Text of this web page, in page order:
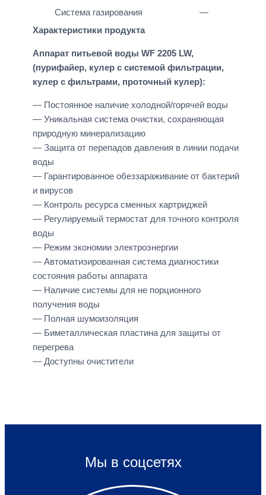
Система газирования
—
Характеристики продукта
Аппарат питьевой воды WF 2205 LW,
(пурифайер, кулер с системой фильтрации,
кулер с фильтрами, проточный кулер):
— Постоянное наличие холодной/горячей воды
— Уникальная система очистки, сохраняющая
природную минерализацию
— Защита от перепадов давления в линии подачи
воды
— Гарантированное обеззараживание от бактерий
и вирусов
— Контроль ресурса сменных картриджей
— Регулируемый термостат для точного контроля
воды
— Режим экономии электроэнергии
— Автоматизированная система диагностики
состояния работы аппарата
— Наличие системы для не порционного
получения воды
— Полная шумоизоляция
— Биметаллическая пластина для защиты от
перегрева
— Доступны очистители
Мы в соцсетях